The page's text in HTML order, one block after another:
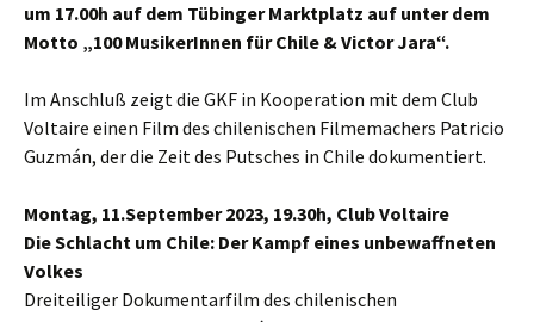
um 17.00h auf dem Tübinger Marktplatz auf unter dem
Motto „100 MusikerInnen für Chile & Victor Jara“.
Im Anschluß zeigt die GKF in Kooperation mit dem Club
Voltaire einen Film des chilenischen Filmemachers Patricio
Guzmán, der die Zeit des Putsches in Chile dokumentiert.
Montag, 11.September 2023, 19.30h, Club Voltaire
Die Schlacht um Chile: Der Kampf eines unbewaffneten
Volkes
Dreiteiliger Dokumentarfilm des chilenischen